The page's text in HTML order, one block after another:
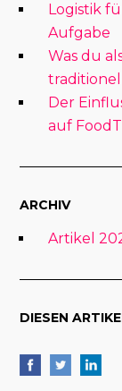
Logistik
Aufgabe
Was du
Der
auf
ARCHIV
Artikel
DIESEN